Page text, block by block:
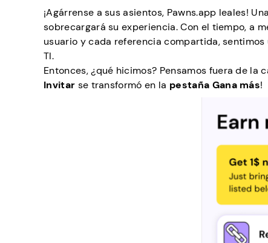
¡Agárrense a sus asientos, Pawns.app leales!
sobrecargará su experiencia. Con el tiempo, a
usuario y cada referencia compartida,
TI.
Entonces, ¿qué hicimos? Pensamos fuera de la
Invitar se transformó en la pestaña Gana más!